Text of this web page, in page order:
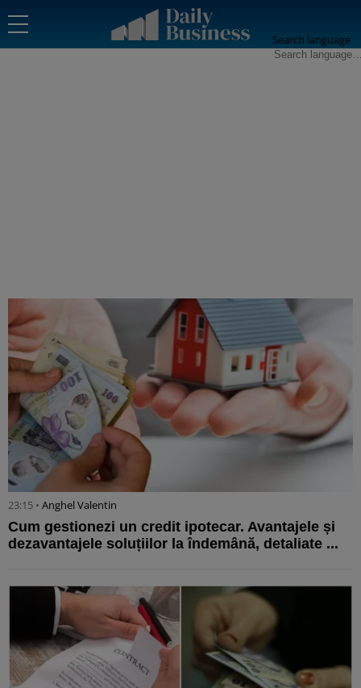
Search language
23:15 • Anghel Valentin
Cum gestionezi un credit ipotecar. Avantajele și
dezavantajele soluțiilor la îndemână, detaliate ...